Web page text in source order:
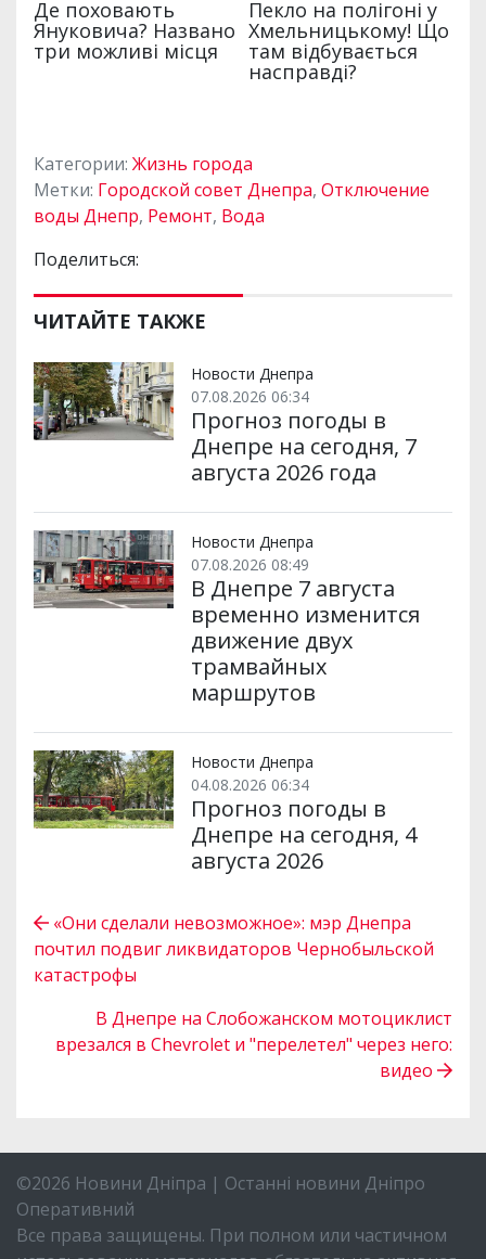
Категории: Жизнь города
Метки: Городской совет Днепра, Отключение
воды Днепр, Ремонт, Вода
Поделиться:
ЧИТАЙТЕ ТАКЖЕ
Новости Днепра
07.08.2026 06:34
Прогноз погоды в
Днепре на сегодня, 7
августа 2026 года
Новости Днепра
07.08.2026 08:49
В Днепре 7 августа
временно изменится
движение двух
трамвайных
маршрутов
Новости Днепра
04.08.2026 06:34
Прогноз погоды в
Днепре на сегодня, 4
августа 2026
«Они сделали невозможное»: мэр Днепра
почтил подвиг ликвидаторов Чернобыльской
катастрофы
В Днепре на Слобожанском мотоциклист
врезался в Chevrolet и "перелетел" через него:
видео
©2026 Новини Дніпра | Останні новини Дніпро
Оперативний
Все права защищены. При полном или частичном